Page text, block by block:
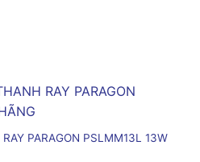
PARAGON PSLMM13L 13W